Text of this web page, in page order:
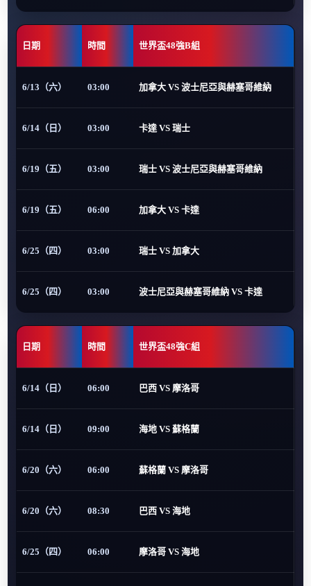
日期 時間 世界盃48強B組
6/13（六） 03:00 加拿大 VS 波士尼亞與赫塞哥維納
6/14（日） 03:00 卡達 VS 瑞士
6/19（五） 03:00 瑞士 VS 波士尼亞與赫塞哥維納
6/19（五） 06:00 加拿大 VS 卡達
6/25（四） 03:00 瑞士 VS 加拿大
6/25（四） 03:00 波士尼亞與赫塞哥維納 VS 卡達
日期 時間 世界盃48強C組
6/14（日） 06:00 巴西 VS 摩洛哥
6/14（日） 09:00 海地 VS 蘇格蘭
6/20（六） 06:00 蘇格蘭 VS 摩洛哥
6/20（六） 08:30 巴西 VS 海地
6/25（四） 06:00 摩洛哥 VS 海地